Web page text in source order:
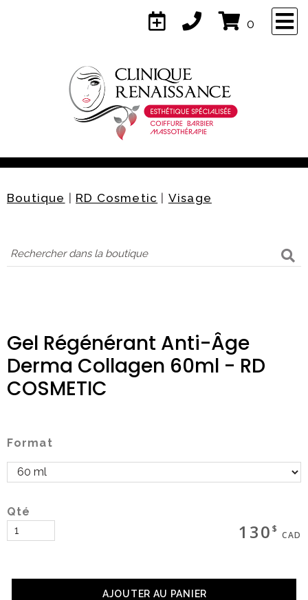
0
Boutique | RD Cosmetic | Visage
Gel Régénérant Anti-Âge
Derma Collagen 60ml - RD
COSMETIC
Format
Qté
130 $
CAD
AJOUTER AU PANIER
×
Naviguez
À propos
Contact
Magasinez
Termes & livraison
Social